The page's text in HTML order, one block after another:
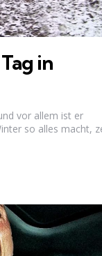
in
vor allem ist er
so alles macht,